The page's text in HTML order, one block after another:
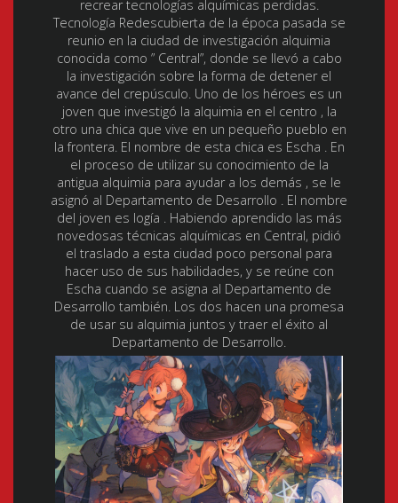
recrear tecnologías alquímicas perdidas.
Tecnología Redescubierta de la época pasada se
reunio en la ciudad de investigación alquimia
conocida como ” Central”, donde se llevó a cabo
la investigación sobre la forma de detener el
avance del crepúsculo. Uno de los héroes es un
joven que investigó la alquimia en el centro , la
otro una chica que vive en un pequeño pueblo en
la frontera. El nombre de esta chica es Escha . En
el proceso de utilizar su conocimiento de la
antigua alquimia para ayudar a los demás , se le
asignó al Departamento de Desarrollo . El nombre
del joven es logía . Habiendo aprendido las más
novedosas técnicas alquímicas en Central, pidió
el traslado a esta ciudad poco personal para
hacer uso de sus habilidades, y se reúne con
Escha cuando se asigna al Departamento de
Desarrollo también. Los dos hacen una promesa
de usar su alquimia juntos y traer el éxito al
Departamento de Desarrollo.